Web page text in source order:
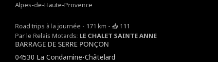
Alpes-de-Haute-Provence
Road trips à la journée - 171 km - 📥 111
Par le Relais Motards: LE CHALET SAINTE ANNE
BARRAGE DE SERRE PONÇON
04530 La Condamine-Châtelard